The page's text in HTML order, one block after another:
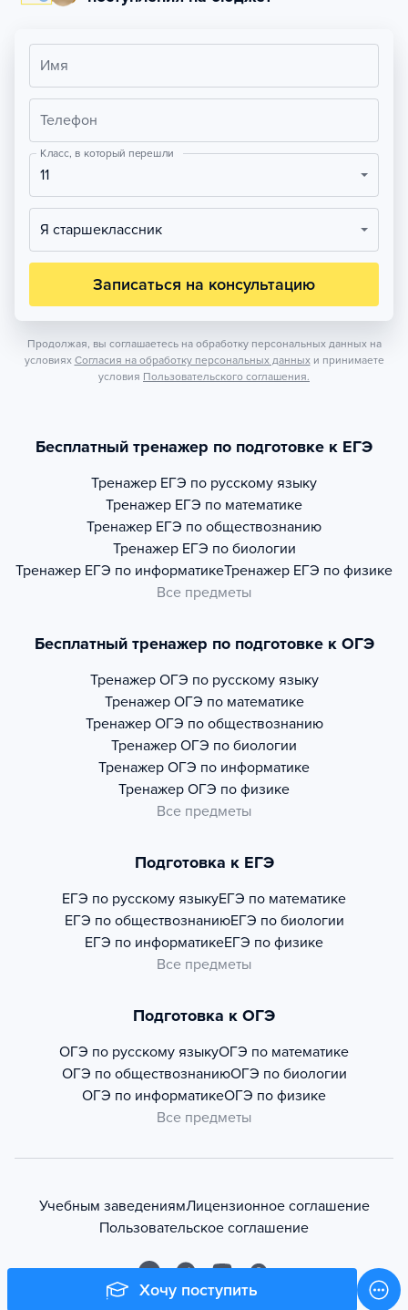
Хочу поступить
Имя
Телефон
Класс, в который перешли
11
Я старшеклассник
Записаться на консультацию
Продолжая, вы соглашаетесь на обработку персональных данных на
условиях Согласия на обработку персональных данных и принимаете
условия Пользовательского соглашения.
Бесплатный тренажер по подготовке к ЕГЭ
Тренажер ЕГЭ по русскому языку
Тренажер ЕГЭ по математике
Тренажер ЕГЭ по обществознанию
Тренажер ЕГЭ по биологии
Тренажер ЕГЭ по информатикеТренажер ЕГЭ по физике
Все предметы
Бесплатный тренажер по подготовке к ОГЭ
Тренажер ОГЭ по русскому языку
Тренажер ОГЭ по математике
Тренажер ОГЭ по обществознанию
Тренажер ОГЭ по биологии
Тренажер ОГЭ по информатике
Тренажер ОГЭ по физике
Все предметы
Подготовка к ЕГЭ
ЕГЭ по русскому языкуЕГЭ по математике
ЕГЭ по обществознаниюЕГЭ по биологии
ЕГЭ по информатикеЕГЭ по физике
Все предметы
Подготовка к ОГЭ
ОГЭ по русскому языкуОГЭ по математике
ОГЭ по обществознаниюОГЭ по биологии
ОГЭ по информатикеОГЭ по физике
Все предметы
Учебным заведениямЛицензионное соглашение
Пользовательское соглашение